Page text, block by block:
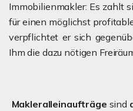
Immobilienmakler: Es zahlt
für einen möglichst
verpflichtet er sich
Ihm die dazu nötigen
Makleralleinaufträge sind